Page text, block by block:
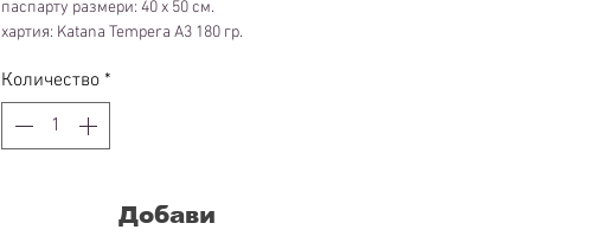
паспарту размери: 40 х 50 см.
хартия: Katana Tempera А3 180 гр.
Количество *
Добави